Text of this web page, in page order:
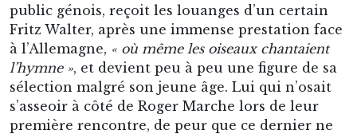
public génois, reçoit les louanges d’un certain
Fritz Walter, après une immense prestation face
à l’Allemagne, « où même les oiseaux chantaient
l’hymne », et devient peu à peu une figure de sa
sélection malgré son jeune âge. Lui qui n’osait
s’asseoir à côté de Roger Marche lors de leur
première rencontre, de peur que ce dernier ne